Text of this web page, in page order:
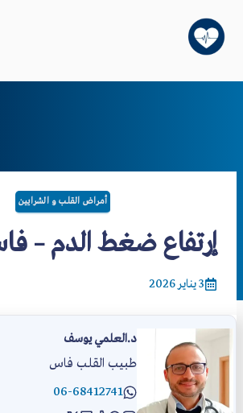
المحتوى
أمراض القلب و الشرايين
إرتفاع ضغط الدم –
3 يناير 2026
د.العلمي يوسف
طبيب القلب فاس
06-68412741